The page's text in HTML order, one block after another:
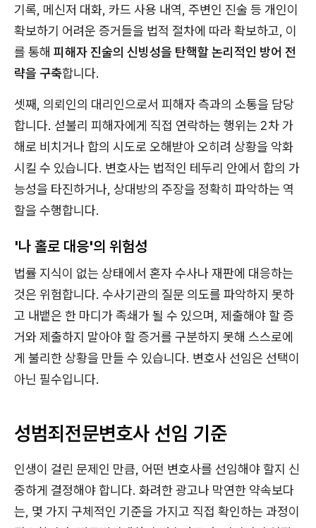
기록, 메신저 대화, 카드 사용 내역, 주변인 진술 등 개인이
확보하기 어려운 증거들을 법적 절차에 따라 확보하고, 이
를 통해 피해자 진술의 신빙성을 탄핵할 논리적인 방어 전
략을 구축합니다.
셋째, 의뢰인의 대리인으로서 피해자 측과의 소통을 담당
합니다. 섣불리 피해자에게 직접 연락하는 행위는 2차 가
해로 비치거나 합의 시도로 오해받아 오히려 상황을 악화
시킬 수 있습니다. 변호사는 법적인 테두리 안에서 합의 가
능성을 타진하거나, 상대방의 주장을 정확히 파악하는 역
할을 수행합니다.
'나 홀로 대응'의 위험성
법률 지식이 없는 상태에서 혼자 수사나 재판에 대응하는
것은 위험합니다. 수사기관의 질문 의도를 파악하지 못하
고 내뱉은 한 마디가 족쇄가 될 수 있으며, 제출해야 할 증
거와 제출하지 말아야 할 증거를 구분하지 못해 스스로에
게 불리한 상황을 만들 수 있습니다. 변호사 선임은 선택이
아닌 필수입니다.
성범죄전문변호사 선임 기준
인생이 걸린 문제인 만큼, 어떤 변호사를 선임해야 할지 신
중하게 결정해야 합니다. 화려한 광고나 막연한 약속보다
는, 몇 가지 구체적인 기준을 가지고 직접 확인하는 과정이